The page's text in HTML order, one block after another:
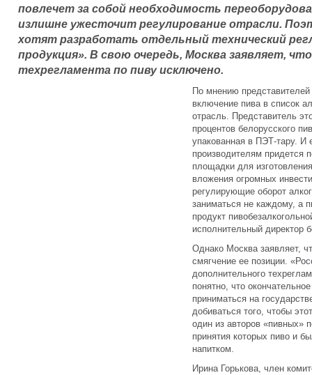
повлечет за собой необходимость
излишне ужесточит регулирование отрасли.
хотят разработать отдельный технический
продукция». В свою очередь, Москва заявляет,
техрегламента по пиву исключено.
По мнению
включение пива в список
отрасль. Представитель
процентов белорусского
упакованная в ПЭТ-тару. И
производителям придется
площадки для
вложения огромных
регулирующие оборот
заниматься не каждому, а
продукт
исполнительный директор
Однако Москва заявляет,
смягчение ее позиции.
дополнительного
понятно, что
приниматься на
добиваться того, чтобы
один из авторов «пивных»
принятия которых пиво и
напитком.
Ирина Горькова, член